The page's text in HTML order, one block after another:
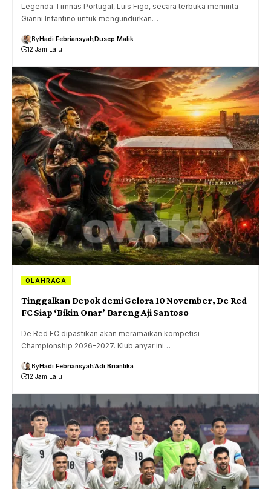
Legenda Timnas Portugal, Luis Figo, secara terbuka meminta
Gianni Infantino untuk mengundurkan…
ByHadi FebriansyahDusep Malik
12 Jam Lalu
OLAHRAGA
Tinggalkan Depok demi Gelora 10 November, De Red
FC Siap ‘Bikin Onar’ Bareng Aji Santoso
De Red FC dipastikan akan meramaikan kompetisi
Championship 2026-2027. Klub anyar ini…
ByHadi FebriansyahAdi Briantika
12 Jam Lalu